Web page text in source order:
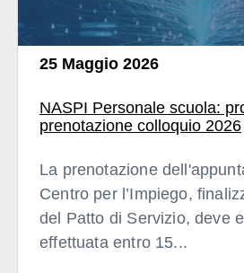
25 Maggio 2026
NASPI Personale scuola:
prenotazione colloquio 2026
La prenotazione
Centro per l’Impiego,
del Patto di Servizio, deve
effettuata entro 15...